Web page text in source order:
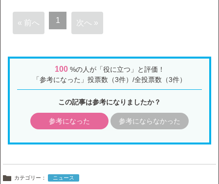
« 前へ 1 次へ »
100%の人が「役に立つ」と評価！
「参考になった」投票数（3件）/全投票数（3件）
この記事は参考になりましたか？
参考になった 参考にならなかった
カテゴリー： ニュース